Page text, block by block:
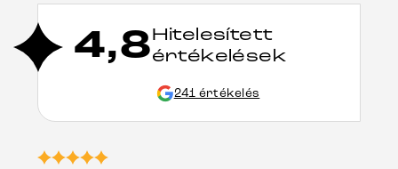
4,8Hitelesített
értékelések
241 értékelés